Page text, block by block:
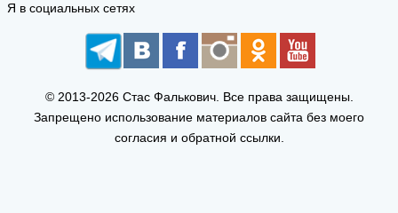
Я в социальных сетях
© 2013-2026 Стас Фалькович. Все права защищены.
Запрещено использование материалов сайта без моего
согласия и обратной ссылки.